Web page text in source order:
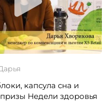
капсула сна и
Недели здоровья